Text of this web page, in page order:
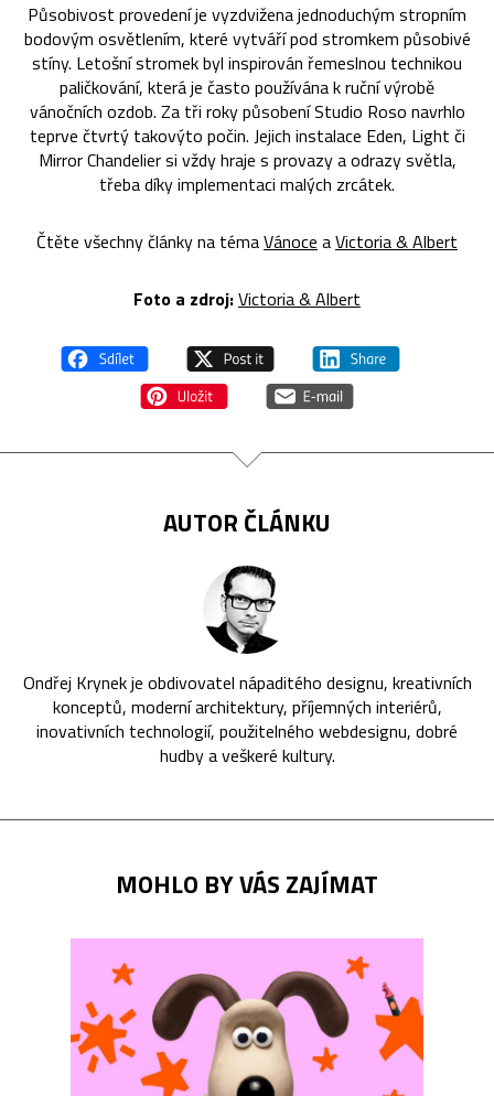
Působivost provedení je vyzdvižena jednoduchým stropním
bodovým osvětlením, které vytváří pod stromkem působivé
stíny. Letošní stromek byl inspirován řemeslnou technikou
paličkování, která je často používána k ruční výrobě
vánočních ozdob. Za tři roky působení Studio Roso navrhlo
teprve čtvrtý takovýto počin. Jejich instalace Eden, Light či
Mirror Chandelier si vždy hraje s provazy a odrazy světla,
třeba díky implementaci malých zrcátek.
Čtěte všechny články na témaVánoce aVictoria & Albert
Foto a zdroj:Victoria & Albert
AUTOR ČLÁNKU
Ondřej Krynek je obdivovatel nápaditého designu, kreativních
konceptů, moderní architektury, příjemných interiérů,
inovativních technologií, použitelného webdesignu, dobré
hudby a veškeré kultury.
MOHLO BY VÁS ZAJÍMAT